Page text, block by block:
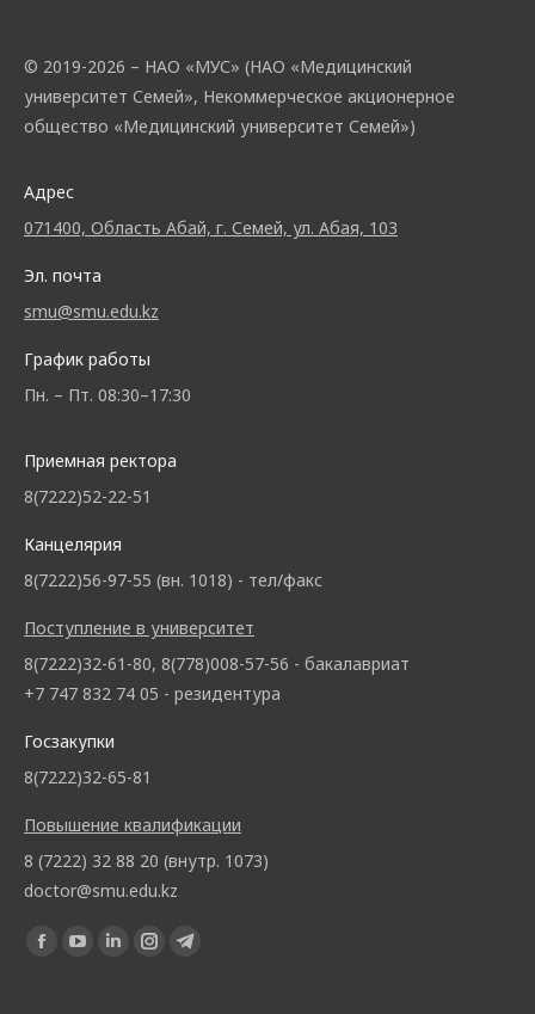
© 2019-2026 – НАО «МУС» (НАО «Медицинский
университет Семей», Некоммерческое акционерное
общество «Медицинский университет Семей»)
Адрес
071400, Область Абай, г. Семей, ул. Абая, 103
Эл. почта
smu@smu.edu.kz
График работы
Пн. – Пт. 08:30–17:30
Приемная ректора
8(7222)52-22-51
Канцелярия
8(7222)56-97-55 (вн. 1018) - тел/факс
Поступление в университет
8(7222)32-61-80, 8(778)008-57-56 - бакалавриат
+7 747 832 74 05 - резидентура
Госзакупки
8(7222)32-65-81
Повышение квалификации
8 (7222) 32 88 20 (внутр. 1073)
doctor@smu.edu.kz
Ищите нас: